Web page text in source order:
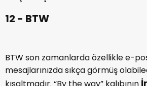
karşınıza çıkabilir.
BTW son zamanlarda özellikle e-